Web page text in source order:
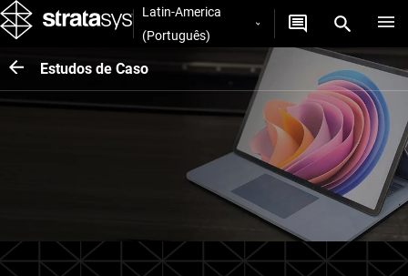
Latin-America
(Português)
Estudos de Caso